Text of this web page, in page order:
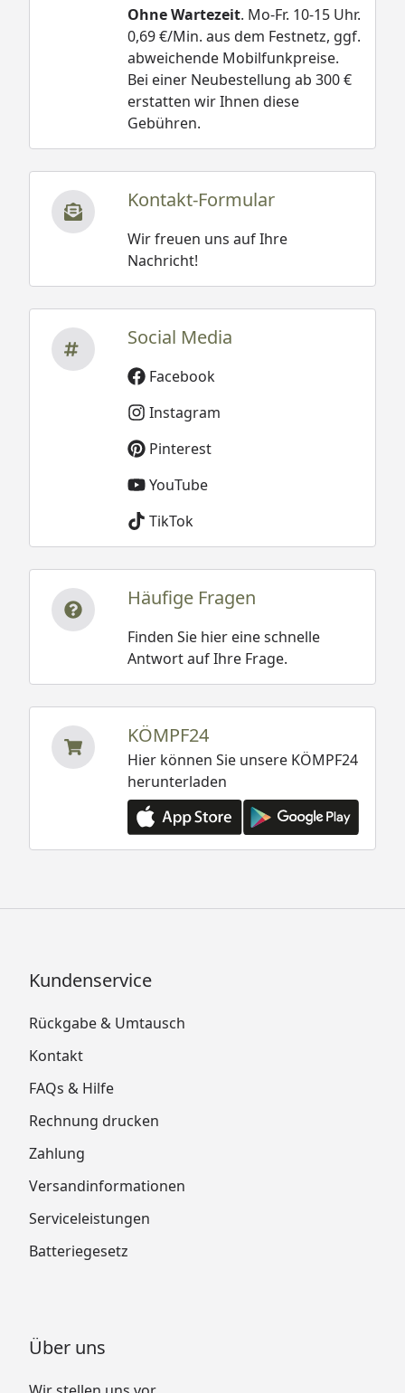
Ohne Wartezeit. Mo-Fr. 10-15 Uhr.
0,69 €/Min. aus dem Festnetz, ggf.
abweichende Mobilfunkpreise.
Bei einer Neubestellung ab 300 €
erstatten wir Ihnen diese
Gebühren.
Kontakt-Formular
Wir freuen uns auf Ihre
Nachricht!
Social Media
Facebook
Instagram
Pinterest
YouTube
TikTok
Häufige Fragen
Finden Sie hier eine schnelle
Antwort auf Ihre Frage.
KÖMPF24
Hier können Sie unsere KÖMPF24
herunterladen
Kundenservice
Rückgabe & Umtausch
Kontakt
FAQs & Hilfe
Rechnung drucken
Zahlung
Versandinformationen
Serviceleistungen
Batteriegesetz
Über uns